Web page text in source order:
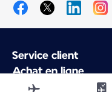
Service client
Achat en ligne
Programme de